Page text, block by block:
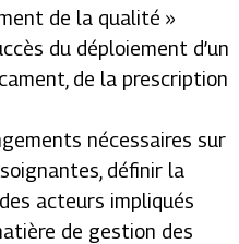
de la qualité »
du déploiement d’un
de la prescription
nécessaires sur
définir la
acteurs impliqués
de gestion des